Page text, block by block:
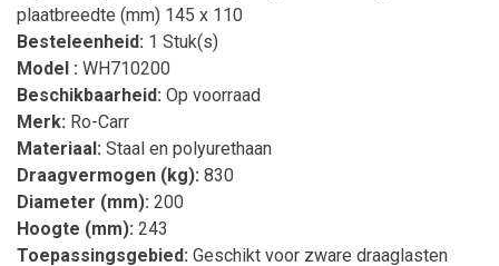
plaatbreedte (mm) 145 x 110
Besteleenheid: 1 Stuk(s)
Model : WH710200
Beschikbaarheid: Op voorraad
Merk: Ro-Carr
Materiaal: Staal en polyurethaan
Draagvermogen (kg): 830
Diameter (mm): 200
Hoogte (mm): 243
Toepassingsgebied: Geschikt voor zware draaglasten